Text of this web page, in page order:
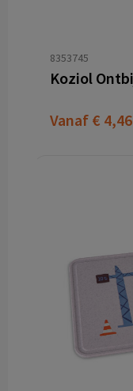
8353745
Vanaf € 4,46